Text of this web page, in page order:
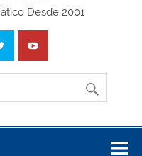
Desde 2001